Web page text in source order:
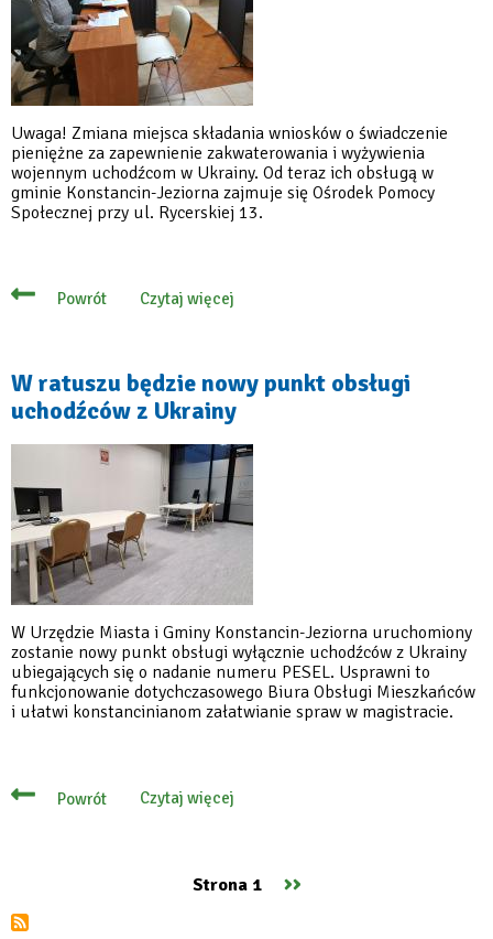
Uwaga! Zmiana miejsca składania wniosków o świadczenie
pieniężne za zapewnienie zakwaterowania i wyżywienia
wojennym uchodźcom w Ukrainy. Od teraz ich obsługą w
gminie Konstancin-Jeziorna zajmuje się Ośrodek Pomocy
Społecznej przy ul. Rycerskiej 13.
Powrót Czytaj więcej
o
pomoc
dla
uchodźców
OPS
W ratuszu będzie nowy punkt obsługi
uchodźców z Ukrainy
W Urzędzie Miasta i Gminy Konstancin-Jeziorna uruchomiony
zostanie nowy punkt obsługi wyłącznie uchodźców z Ukrainy
ubiegających się o nadanie numeru PESEL. Usprawni to
funkcjonowanie dotychczasowego Biura Obsługi Mieszkańców
i ułatwi konstancinianom załatwianie spraw w magistracie.
Powrót Czytaj więcej
o
Strona 1
Następna
››